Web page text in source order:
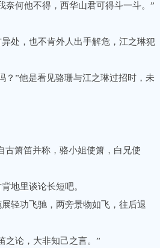
何他不得，西华山君可得斗一斗。”
处，也不肯外人出手解危，江之琳犯
”他是看见骆珊与江之琳过招时，未
箫笛并称，骆小姐使箫，白兄使
地里谈论长短吧。
轻功飞驰，两旁景物如飞，往后退
论，大非知己之言。”